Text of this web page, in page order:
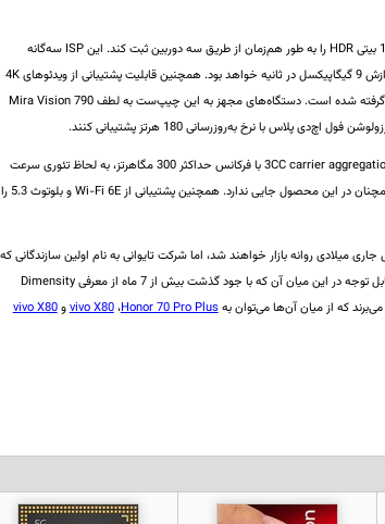
پروسسور سیگنال تصویری Imagiq 790 حاضر در این تراشه می‌تواند ویدئوهای 18 بیتی HDR را به طور هم‌زمان از طریق سه دوربین ثبت کند. این ISP سه‌گانه
همچنین از حسگرهایی با وضوح تا 320 مگاپیکسل پشتیبانی می‌کند و قادر به پردازش 9 گیگاپیکسل در ثانیه خواهد بود. همچنین قابلیت پشتیبانی از ویدئوهای 4K
HDR با کاهش اعوجاج از طریق هوش مصنوعی برای این پردازنده موبایلی در نظر گرفته شده است. دستگاه‌های مجهز به این چیپ‌ست به لطف Mira Vision 790
مودم یکپارچه نسل پنجمی +Dimensity 9000 با استفاده از تجمیع 3 اپراتور یا 3CC carrier aggregation با فرکانس حداکثر 300 مگاهرتز، به لحاظ تئوری سرعت
دانلودی برابر با 7 گیگابیت در ثانیه را ارائه می‌دهد؛ البته فناوری موج میلی‌متری همچنان در این محصول جایی ندارد. همچنین پشتیبانی از Wi-Fi 6E و بلوتوث 5.3 را
روانه بازار خواهند شد، اما شرکت تایوانی به نام اولین سازندگانی که
محصولات مجهز به این پردازنده را ارائه خواهند داد، اشاره‌ای نکرده است. نکته قابل توجه در این میان آن که با جود گذشت بیش از 7 ماه از معرفی Dimensity
vivo X80،Honor 70 Pro Plus وvivo X80